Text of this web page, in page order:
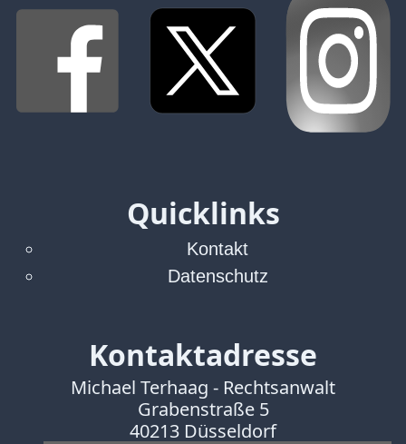
Quicklinks
Kontakt
Datenschutz
Kontaktadresse
Michael Terhaag - Rechtsanwalt
Grabenstraße 5
40213 Düsseldorf